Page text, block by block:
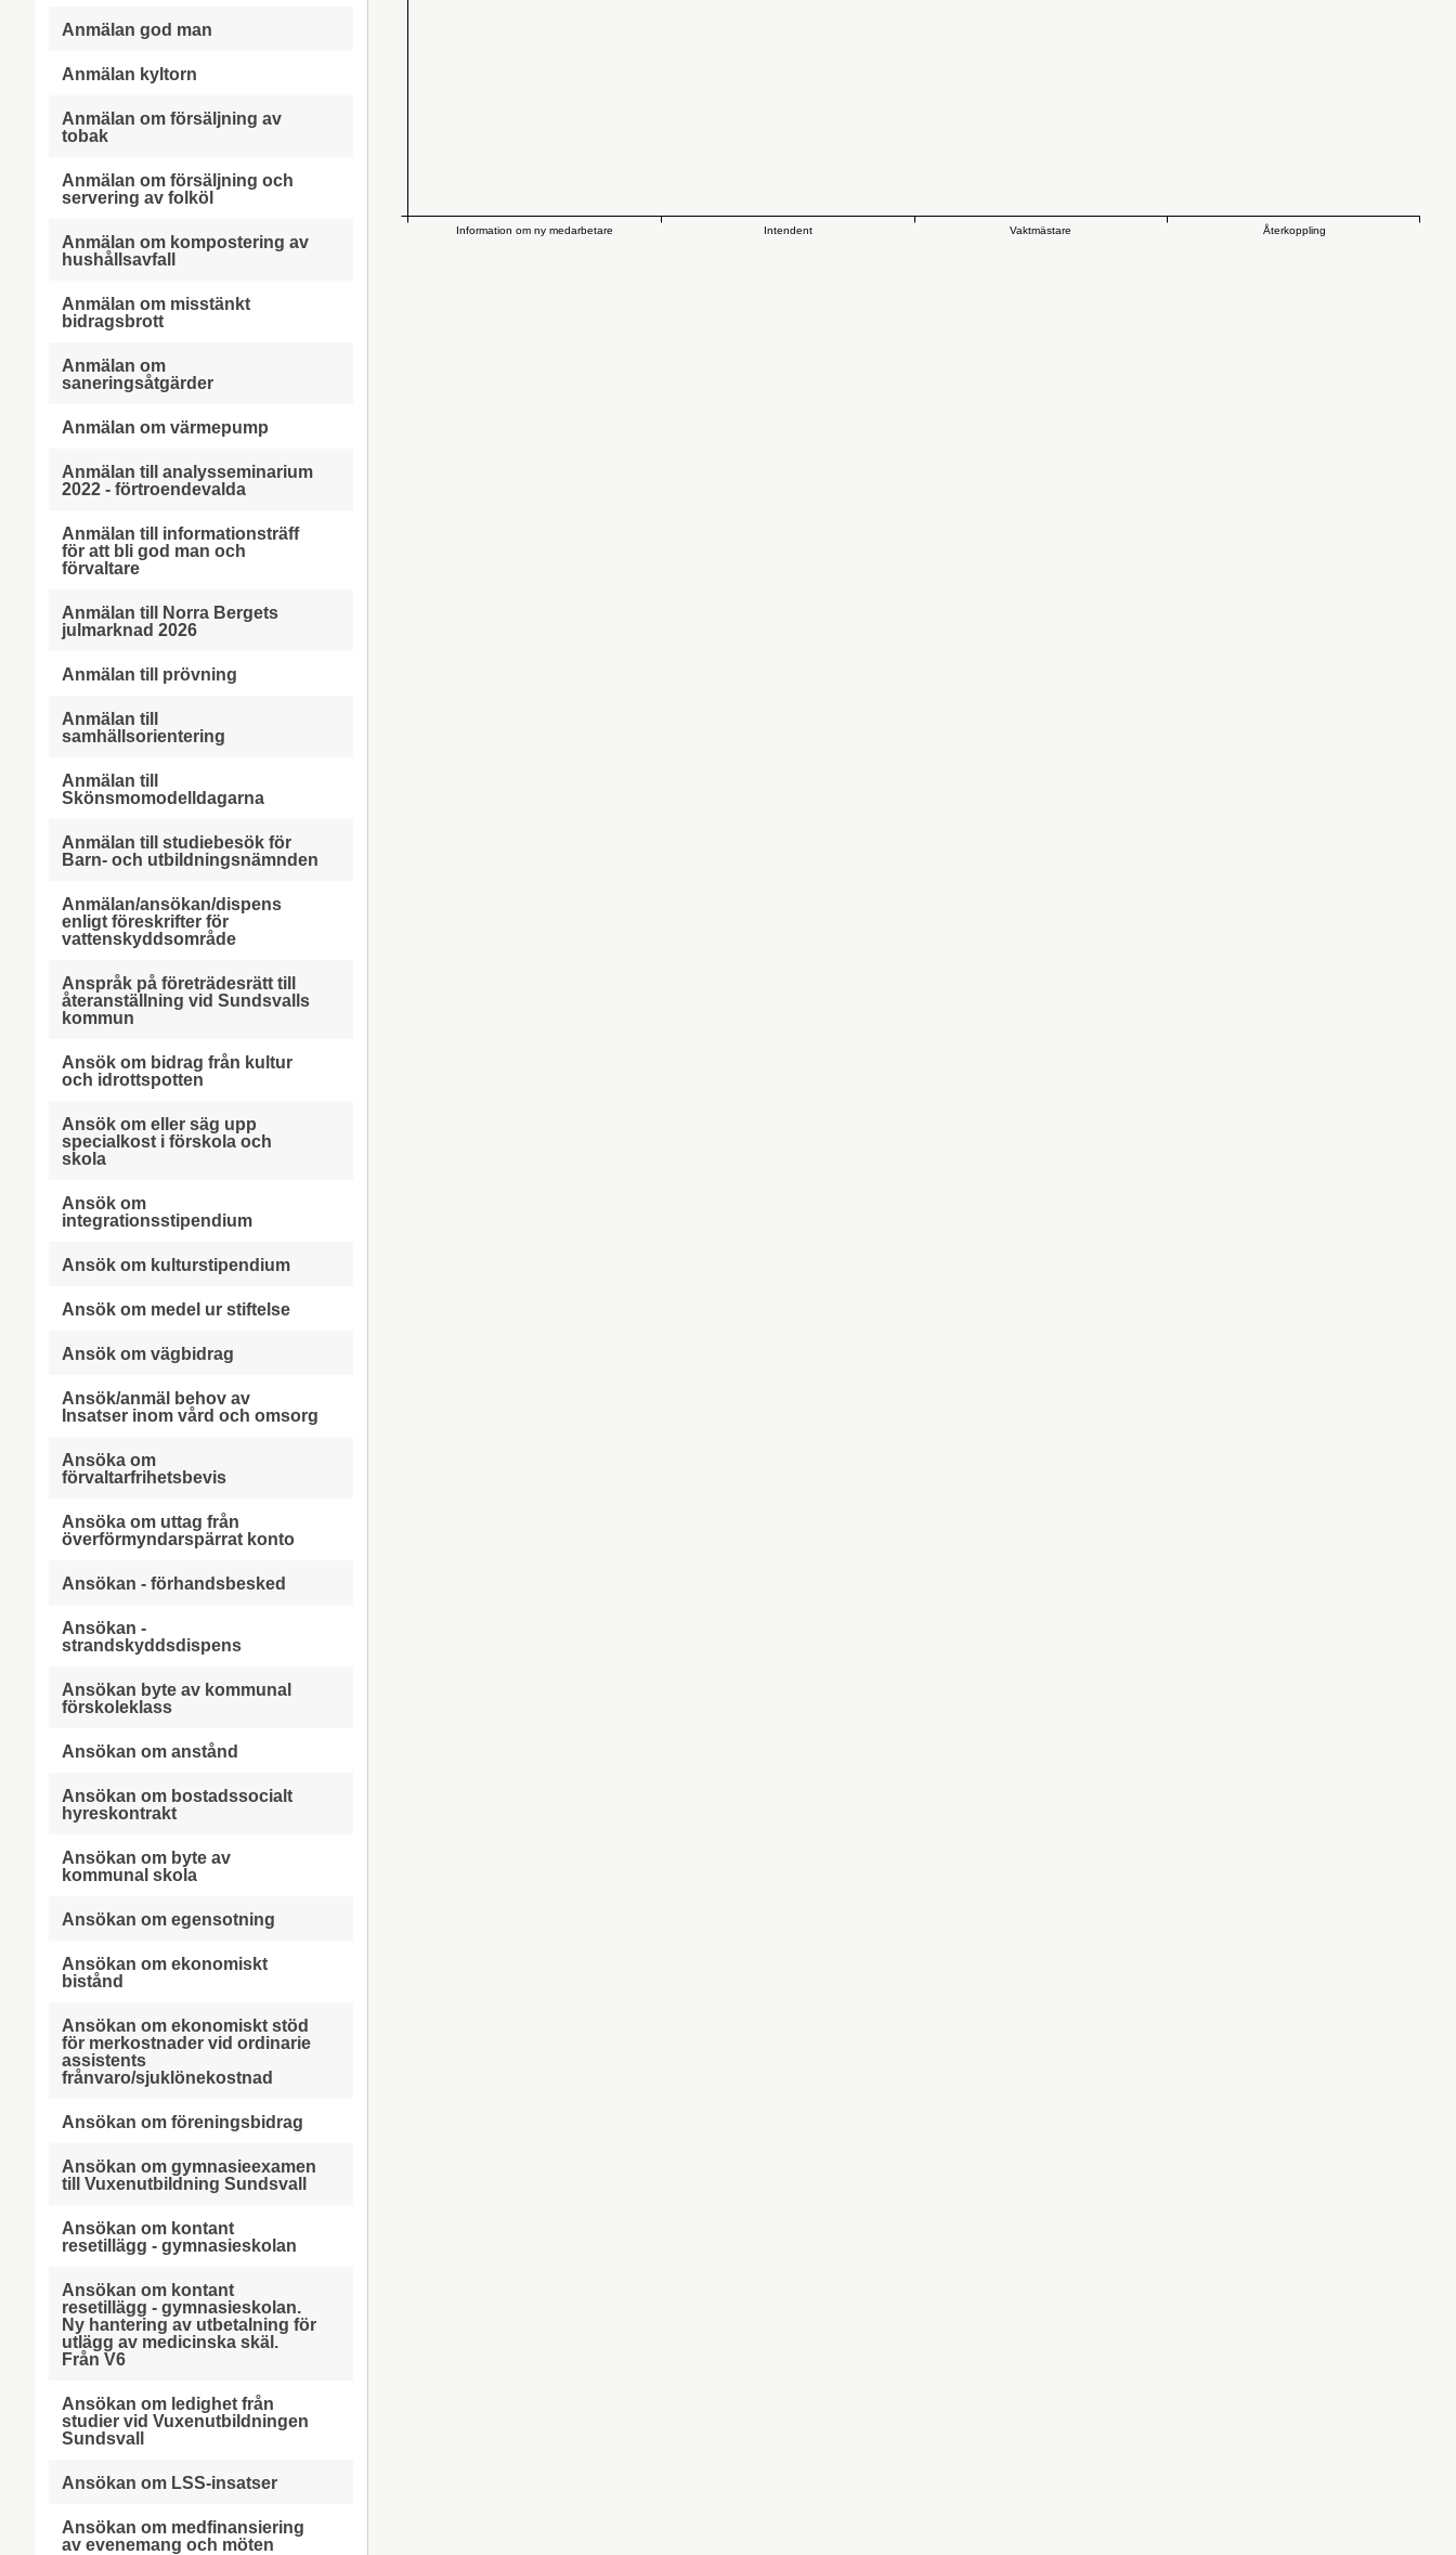
Anmälan god man
Anmälan kyltorn
Anmälan om försäljning av
tobak
Anmälan om försäljning och
servering av folköl
Anmälan om kompostering av
hushållsavfall
Anmälan om misstänkt
bidragsbrott
Anmälan om
saneringsåtgärder
Anmälan om värmepump
Anmälan till analysseminarium
2022 - förtroendevalda
Anmälan till informationsträff
för att bli god man och
förvaltare
Anmälan till Norra Bergets
julmarknad 2026
Anmälan till prövning
Anmälan till
samhällsorientering
Anmälan till
Skönsmomodelldagarna
Anmälan till studiebesök för
Barn- och utbildningsnämnden
Anmälan/ansökan/dispens
enligt föreskrifter för
vattenskyddsområde
Anspråk på företrädesrätt till
återanställning vid Sundsvalls
kommun
Ansök om bidrag från kultur
och idrottspotten
Ansök om eller säg upp
specialkost i förskola och
skola
Ansök om
integrationsstipendium
Ansök om kulturstipendium
Ansök om medel ur stiftelse
Ansök om vägbidrag
Ansök/anmäl behov av
Insatser inom vård och omsorg
Ansöka om
förvaltarfrihetsbevis
Ansöka om uttag från
överförmyndarspärrat konto
Ansökan - förhandsbesked
Ansökan -
strandskyddsdispens
Ansökan byte av kommunal
förskoleklass
Ansökan om anstånd
Ansökan om bostadssocialt
hyreskontrakt
Ansökan om byte av
kommunal skola
Ansökan om egensotning
Ansökan om ekonomiskt
bistånd
Ansökan om ekonomiskt stöd
för merkostnader vid ordinarie
assistents
frånvaro/sjuklönekostnad
Ansökan om föreningsbidrag
Ansökan om gymnasieexamen
till Vuxenutbildning Sundsvall
Ansökan om kontant
resetillägg - gymnasieskolan
Ansökan om kontant
resetillägg - gymnasieskolan.
Ny hantering av utbetalning för
utlägg av medicinska skäl.
Från V6
Ansökan om ledighet från
studier vid Vuxenutbildningen
Sundsvall
Ansökan om LSS-insatser
Ansökan om medfinansiering
av evenemang och möten
Information om ny medarbetare Intendent Vaktmästare Återkoppling